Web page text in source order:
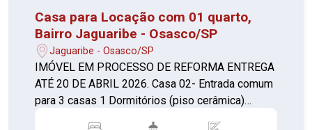
Casa para Locação com 01 quarto,
Bairro Jaguaribe - Osasco/SP
Jaguaribe - Osasco/SP
IMÓVEL EM PROCESSO DE REFORMA ENTREGA
ATÉ 20 DE ABRIL 2026. Casa 02- Entrada comum
para 3 casas 1 Dormitórios (piso cerâmica)